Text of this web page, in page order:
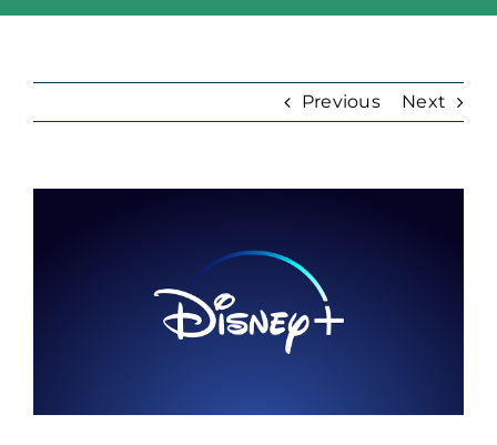
Skip
Previous
Next